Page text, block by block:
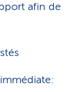
afin de
immédiate: